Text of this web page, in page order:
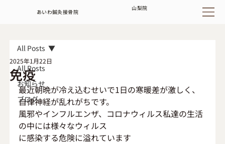
あいわ鍼灸接骨院
山梨院
All Posts
お知らせ
ブログ
All Posts
免疫
2025年1月22日
最近朝晩が冷え込むせいで1日の寒暖差が激しく、
自律神経が乱れがちです。
風邪やインフルエンザ、コロナウィルス私達の生活
の中には様々なウィルス
に感染する危険に溢れています